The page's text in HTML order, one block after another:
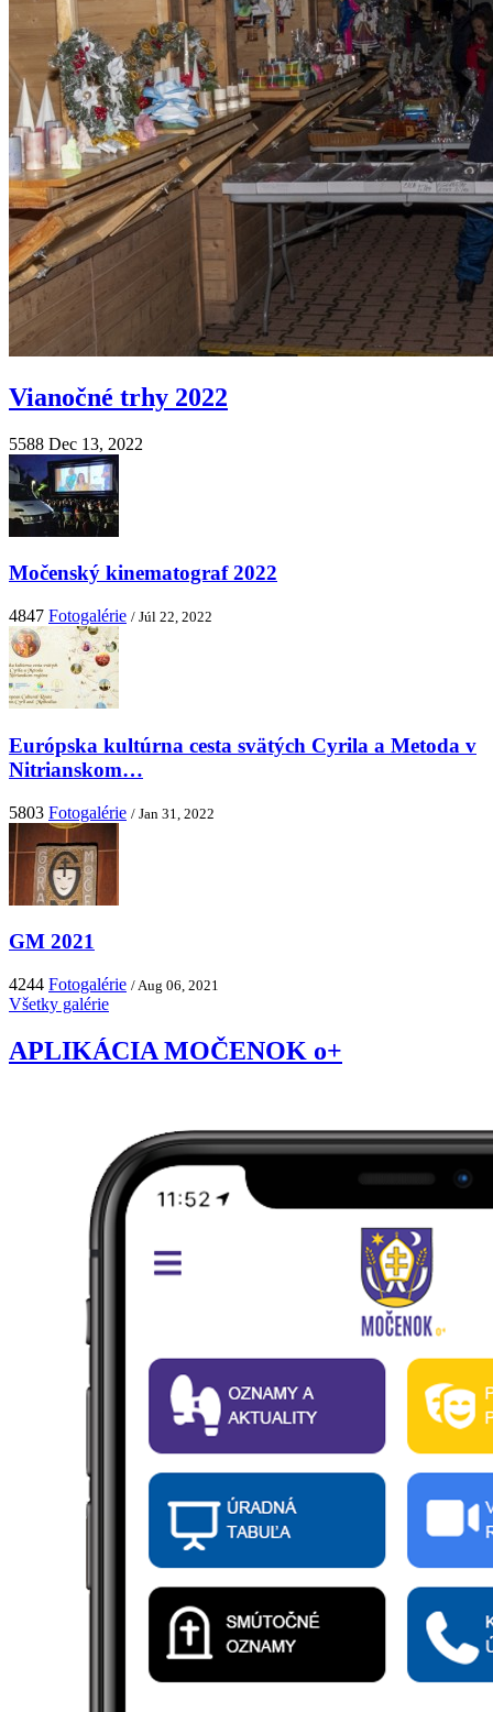
Vianočné trhy 2022
5588 Dec 13, 2022
Močenský kinematograf 2022
4847 Fotogalérie / Júl 22, 2022
Európska kultúrna cesta svätých Cyrila a Metoda v
Nitrianskom…
5803 Fotogalérie / Jan 31, 2022
GM 2021
4244 Fotogalérie / Aug 06, 2021
Všetky galérie
APLIKÁCIA MOČENOK o+